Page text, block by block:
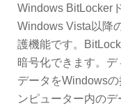
Windows BitLocker
Windows Vista以降
護機能です。
暗号化できます。
データをWindows
ンピューター内のデ